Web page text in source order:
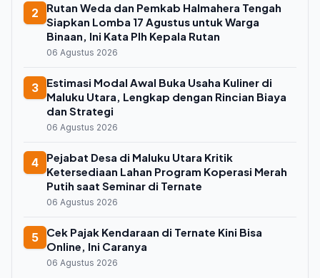
2
Rutan Weda dan Pemkab Halmahera Tengah
Siapkan Lomba 17 Agustus untuk Warga
Binaan, Ini Kata Plh Kepala Rutan
06 Agustus 2026
3
Estimasi Modal Awal Buka Usaha Kuliner di
Maluku Utara, Lengkap dengan Rincian Biaya
dan Strategi
06 Agustus 2026
4
Pejabat Desa di Maluku Utara Kritik
Ketersediaan Lahan Program Koperasi Merah
Putih saat Seminar di Ternate
06 Agustus 2026
5
Cek Pajak Kendaraan di Ternate Kini Bisa
Online, Ini Caranya
06 Agustus 2026